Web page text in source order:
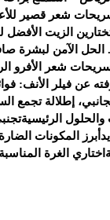
شعر قصير
الزيت
الحل الآمن لبشرة
شعر الأفرو
عن فيلر الأنف:
إطلالة تجمع
الرئيسية
أبرز المكونات
اختاري الغرة